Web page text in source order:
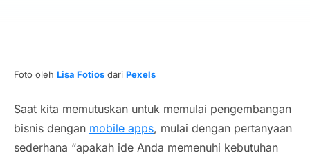
Foto oleh Lisa Fotios dari Pexels
Saat kita memutuskan untuk memulai pengembangan
bisnis dengan mobile apps, mulai dengan pertanyaan
sederhana “apakah ide Anda memenuhi kebutuhan